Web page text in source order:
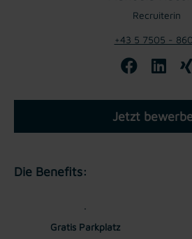
Recruiterin
+43 5 7505 -
Jetzt
Die Benefits:
Gratis Parkplatz